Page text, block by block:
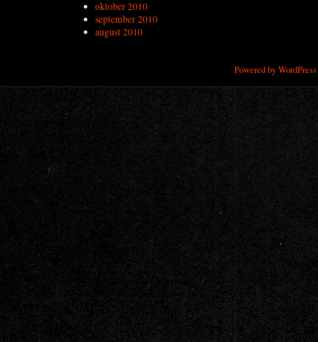
oktober 2010
september 2010
august 2010
Powered by WordPress